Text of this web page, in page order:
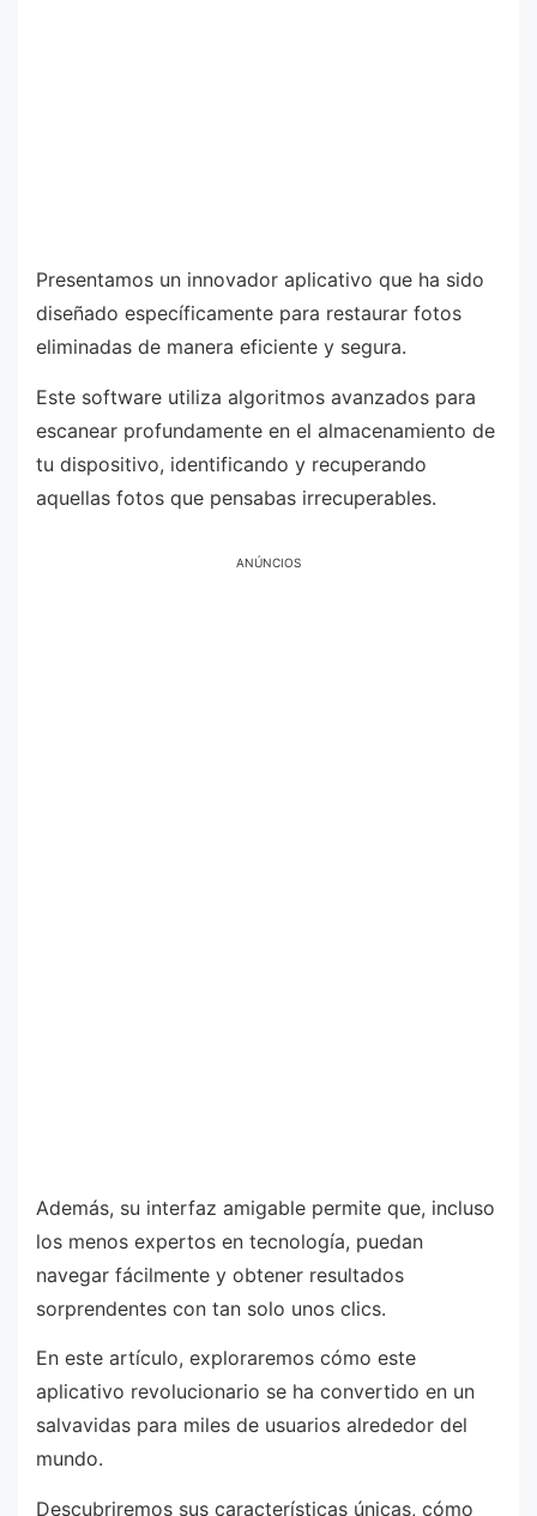
Presentamos un innovador aplicativo que ha sido
diseñado específicamente para restaurar fotos
eliminadas de manera eficiente y segura.
Este software utiliza algoritmos avanzados para
escanear profundamente en el almacenamiento de
tu dispositivo, identificando y recuperando
aquellas fotos que pensabas irrecuperables.
ANÚNCIOS
Además, su interfaz amigable permite que, incluso
los menos expertos en tecnología, puedan
navegar fácilmente y obtener resultados
sorprendentes con tan solo unos clics.
En este artículo, exploraremos cómo este
aplicativo revolucionario se ha convertido en un
salvavidas para miles de usuarios alrededor del
mundo.
Descubriremos sus características únicas, cómo